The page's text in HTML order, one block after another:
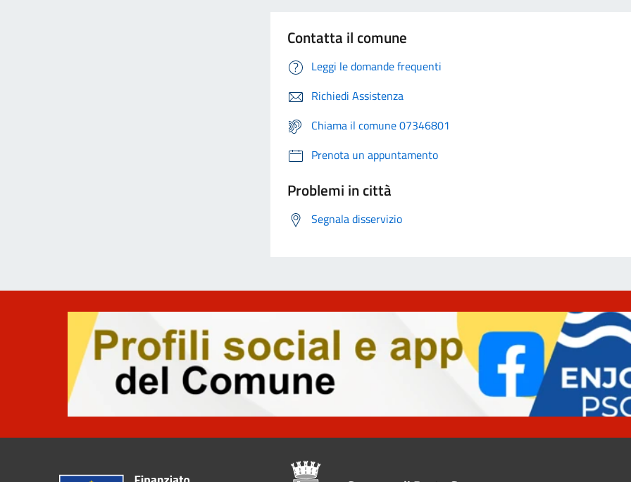
Contatta il comune
Leggi le domande frequenti
Richiedi Assistenza
Chiama il comune 07346801
Prenota un appuntamento
Problemi in città
Segnala disservizio